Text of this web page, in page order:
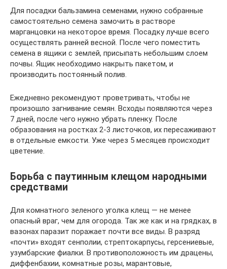
Для посадки бальзамина семенами, нужно собранные
самостоятельно семена замочить в растворе
марганцовки на некоторое время. Посадку лучше всего
осуществлять ранней весной. После чего поместить
семена в ящики с землей, присыпать небольшим слоем
почвы. Ящик необходимо накрыть пакетом, и
производить постоянный полив.
Ежедневно рекомендуют проветривать, чтобы не
произошло загнивание семян. Всходы появляются через
7 дней, после чего нужно убрать пленку. После
образования на ростках 2-3 листочков, их пересаживают
в отдельные емкости. Уже через 5 месяцев происходит
цветение.
Борьба с паутинным клещом народными
средствами
Для комнатного зеленого уголка клещ — не менее
опасный враг, чем для огорода. Так же как и на грядках, в
вазонах паразит поражает почти все виды. В разряд
«почти» входят сенполии, стрептокарпусы, герсениевые,
узумбарские фиалки. В противоположность им драцены,
диффенбахии, комнатные розы, марантовые,